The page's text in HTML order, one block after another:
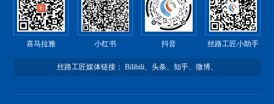
喜马拉雅 小红书 抖音 丝路工匠小助手
丝路工匠媒体链接： Bilibili、 头条 知乎、 微博、